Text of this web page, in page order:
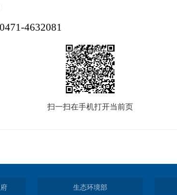
4632081
扫一扫在手机打开当前页
生态环境部